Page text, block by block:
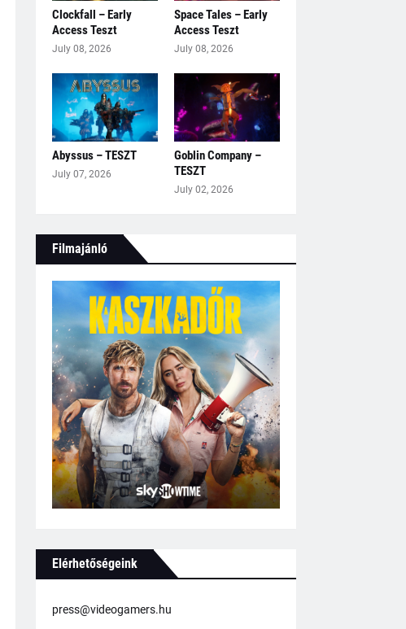
Clockfall – Early
Access Teszt
July 08, 2026
Space Tales – Early
Access Teszt
July 08, 2026
Abyssus – TESZT
July 07, 2026
Goblin Company –
TESZT
July 02, 2026
Filmajánló
Elérhetőségeink
press@videogamers.hu